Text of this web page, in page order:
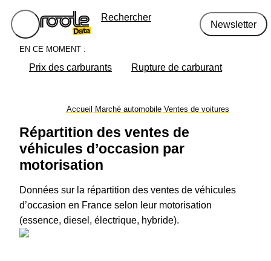
Rechercher
Newsletter
EN CE MOMENT :
Prix des carburants Rupture de carburant
Accueil Marché automobile Ventes de voitures
Répartition des ventes de
véhicules d’occasion par
motorisation
Données sur la répartition des ventes de véhicules
d’occasion en France selon leur motorisation
(essence, diesel, électrique, hybride).